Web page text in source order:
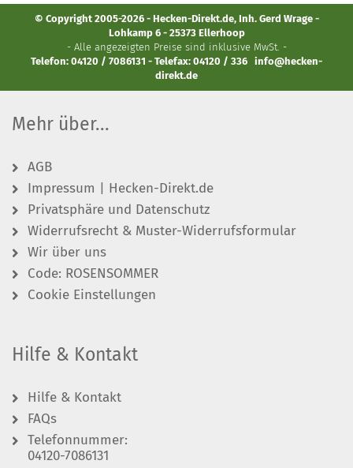
© Copyright 2005-2026 - Hecken-Direkt.de, Inh. Gerd Wrage -
Lohkamp 6 - 25373 Ellerhoop
- Alle angezeigten Preise sind inklusive MwSt. -
Telefon: 04120 / 7086131 - Telefax: 04120 / 336 info@hecken-
direkt.de
Mehr über...
AGB
Impressum | Hecken-Direkt.de
Privatsphäre und Datenschutz
Widerrufsrecht & Muster-Widerrufsformular
Wir über uns
Code: ROSENSOMMER
Cookie Einstellungen
Hilfe & Kontakt
Hilfe & Kontakt
FAQs
Telefonnummer:
04120-7086131